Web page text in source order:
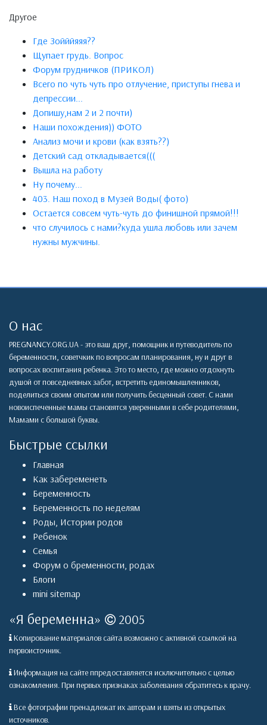
Другое
Где Зойййяяя??
Щупает грудь. Вопрос
Форум грудничков (ПРИКОЛ)
Всего по чуть чуть про отлучение, приступы гнева и
депрессии...
Допишу,нам 2 и 2 почти)
Наши похождения)) ФОТО
Анализ мочи и крови (как взять??)
Детский сад откладывается(((
Вышла на работу
Ну почему...
403. Наш поход в Музей Воды( фото)
Остается совсем чуть-чуть до финишной прямой!!!
что случилось с нами?куда ушла любовь или зачем
нужны мужчины.
О нас
PREGNANCY.ORG.UA - это ваш друг, помощник и путеводитель по
беременности, советчкик по вопросам планирования, ну и друг в
вопросах воспитания ребенка. Это то место, где можно отдохнуть
душой от повседневных забот, встретить единомышленников,
поделиться своим опытом или получить бесценный совет. С нами
новоиспеченные мамы становятся уверенными в себе родителями,
Мамами с большой буквы.
Быстрые ссылки
Главная
Как забеременеть
Беременность
Беременность по неделям
Роды, Истории родов
Ребенок
Семья
Форум о бременности, родах
Блоги
mini sitemap
«Я беременна» 2005
Копирование материалов сайта возможно с активной ссылкой на
первоисточник.
Информация на сайте ппредоставляется исключительно с целью
ознакомления. При первых признаках заболевания обратитесь к врачу.
Все фотографии пренадлежат их авторам и взяты из открытых
источников.